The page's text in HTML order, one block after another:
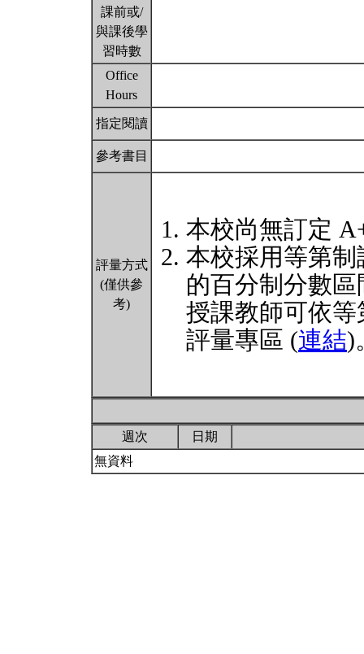
課前或/
與課後學
習時數
Office
Hours
指定閱讀
參考書目
評量方式
(僅供參
考)
本校尚無訂定
本校採用等第
的百分制分數
授課教師可依
評量專區 (連結)
週次
日期
無資料